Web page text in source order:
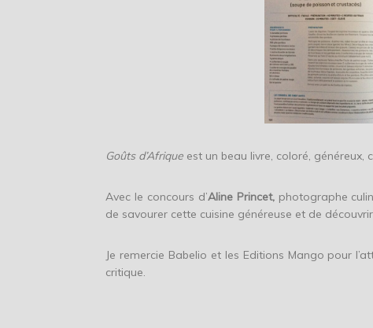
Goûts d’Afrique est un beau livre, coloré, généreux,
Avec le concours d’Aline Princet, photographe
de savourer cette cuisine généreuse et de
Je remercie Babelio et les Editions Mango pour
critique.